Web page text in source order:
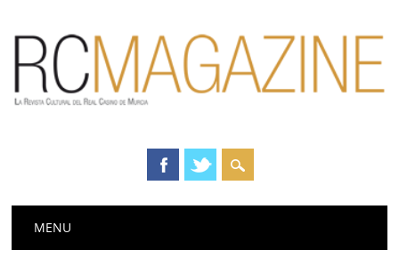
Menú principal
MENU